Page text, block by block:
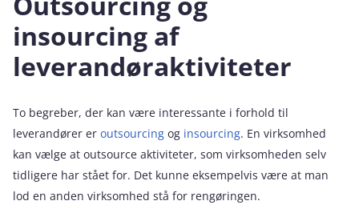
insourcing af
leverandøraktiviteter
To begreber, der kan være interessante i forhold til
leverandører er outsourcing og insourcing. En virksomhed
kan vælge at outsource aktiviteter, som virksomheden selv
tidligere har stået for. Det kunne eksempelvis være at man
lod en anden virksomhed stå for rengøringen.